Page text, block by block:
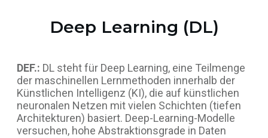
Deep Learning (DL)
DEF.: DL steht für Deep Learning, eine Teilmenge
der maschinellen Lernmethoden innerhalb der
Künstlichen Intelligenz (KI), die auf künstlichen
neuronalen Netzen mit vielen Schichten (tiefen
Architekturen) basiert. Deep-Learning-Modelle
versuchen, hohe Abstraktionsgrade in Daten